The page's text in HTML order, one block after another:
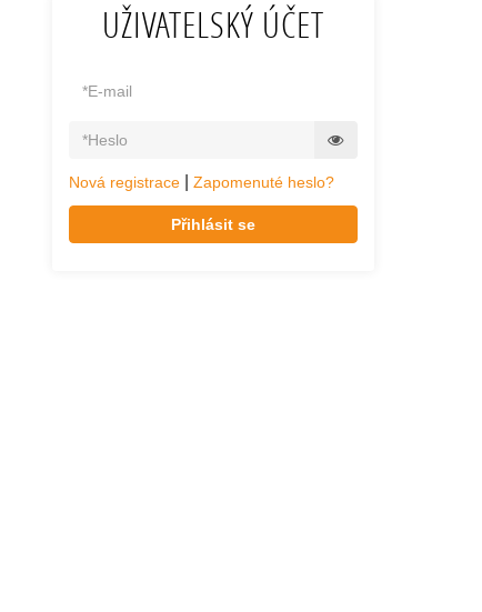
UŽIVATELSKÝ ÚČET
Nová registrace Zapomenuté heslo?
Přihlásit se